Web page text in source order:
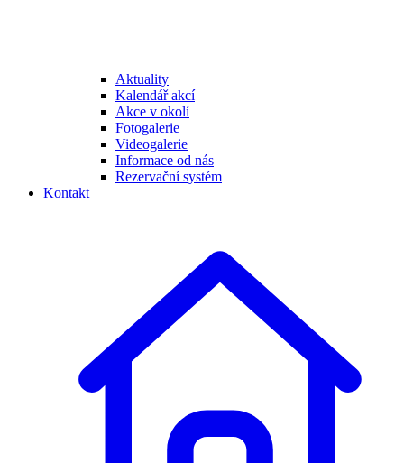
Aktuality
Kalendář akcí
Akce v okolí
Fotogalerie
Videogalerie
Informace od nás
Rezervační systém
Kontakt